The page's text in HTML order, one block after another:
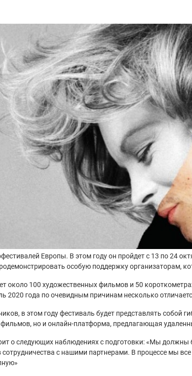
Европы. В этом году он пройдет с 13 по 24
особую поддержку организаторам,
около 100 художественных фильмов и 50
2020 года по очевидным причинам несколько
в этом году фестиваль будет представлять собой
фильмов, но и онлайн-платформа, предлагающая
о следующих наблюдениях с подготовки: «Мы
с нашими партнерами. В процессе мы